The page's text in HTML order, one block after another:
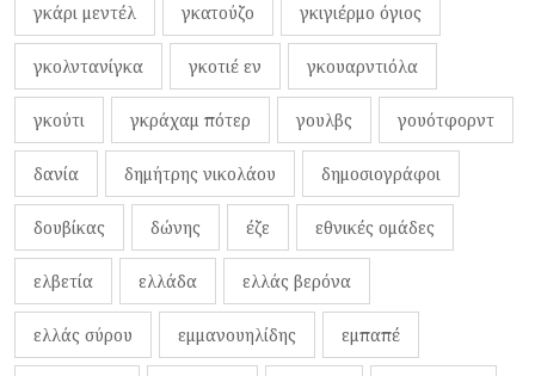
γκάρι μεντέλ γκατούζο γκιγιέρμο όγιος
γκολντανίγκα γκοτιέ εν γκουαρντιόλα
γκούτι γκράχαμ πότερ γουλβς γουότφορντ
δανία δημήτρης νικολάου δημοσιογράφοι
δουβίκας δώνης έζε εθνικές ομάδες
ελβετία ελλάδα ελλάς βερόνα
ελλάς σύρου εμμανουηλίδης εμπαπέ